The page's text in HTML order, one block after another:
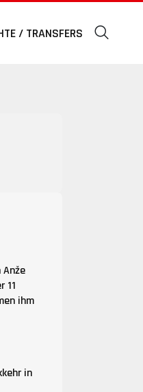
/ TRANSFERS
Anže
11
ihm
in